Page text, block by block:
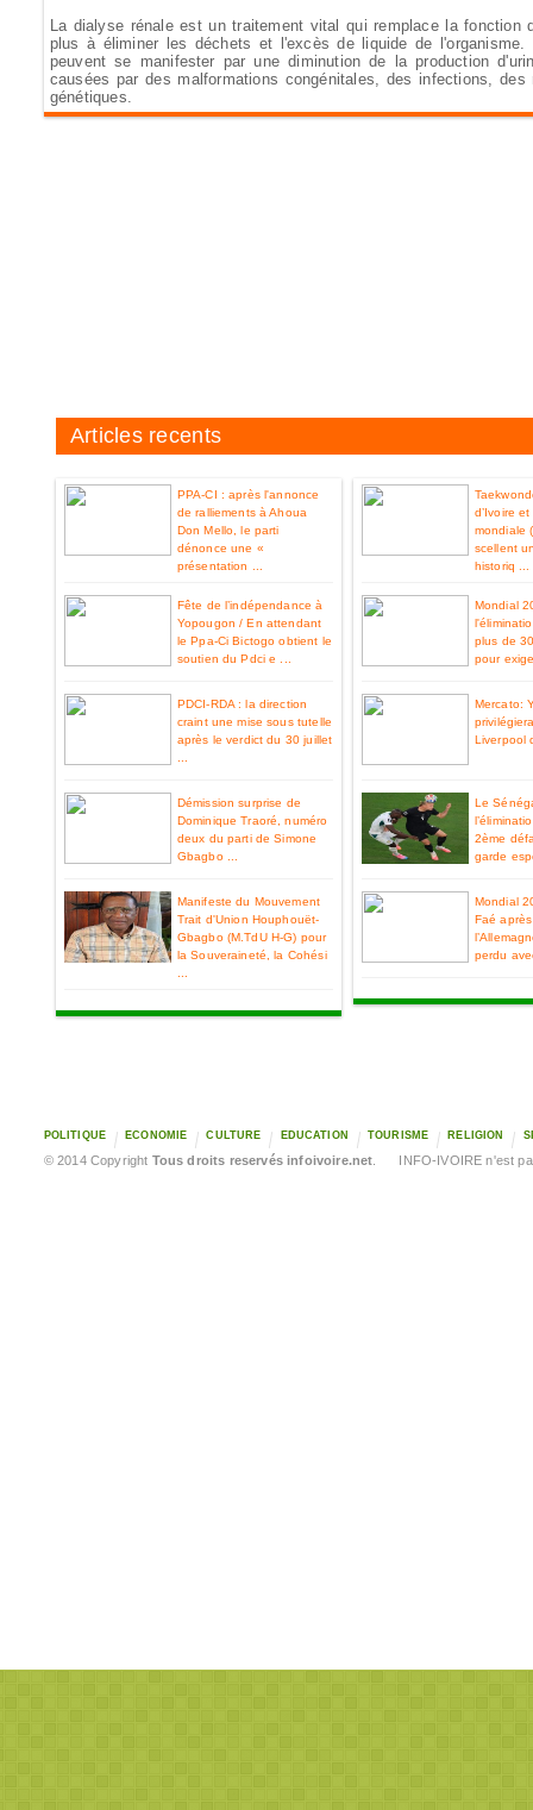
La dialyse rénale est un traitement vital qui remplace la fonction
plus à éliminer les déchets et l'excès de liquide de
peuvent se manifester par une diminution de la production
causées par des malformations congénitales, des infections,
génétiques.
Articles recents
PPA-CI : après l'annonce
de ralliements à Ahoua
Don Mello, le parti
dénonce une «
présentation ...
Fête de l’indépendance à
Yopougon / En attendant
le Ppa-Ci Bictogo obtient le
soutien du Pdci e ...
PDCI-RDA : la direction
craint une mise sous tutelle
après le verdict du 30 juillet
Démission surprise de
Dominique Traoré, numéro
deux du parti de Simone
Gbagbo ...
Manifeste du Mouvement
Trait d'Union Houphouët-
Gbagbo (M.TdU H-G) pour
la Souveraineté, la Cohési
d’Ivoire
mondiale
scellent
historiq ...
Mondial
plus de
pour
Mercato:
Liverpool
Le
2ème
garde
Mondial
Faé
perdu
POLITIQUE ECONOMIE CULTURE EDUCATION TOURISME RELIGION
© 2014 Copyright Tous droits reservés infoivoire.net . INFO-IVOIRE n'est